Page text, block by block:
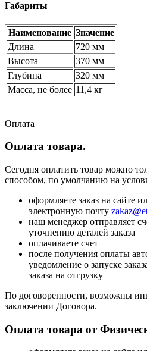
Габариты
Наименование Значение
Длина
720 мм
Высота
370 мм
Глубина
320 мм
Масса, не более 11,4 кг
Оплата
Оплата товара.
Сегодня оплатить товар можно
способом, по умолчанию на
оформляете заказ на сайте
электронную почту
наш менеджер отправляет
уточнению деталей заказа
оплачиваете счет
после получения оплаты
уведомление о запуске
заказа на отгрузку
По договоренности, возможны
заключении Договора.
Оплата товара от